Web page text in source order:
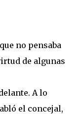
no pensaba
de algunas
A lo
el concejal,